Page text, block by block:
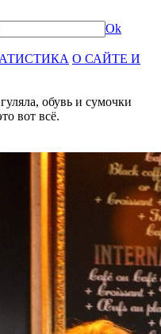
Ok
О САЙТЕ И
обувь и сумочки
вот всё.